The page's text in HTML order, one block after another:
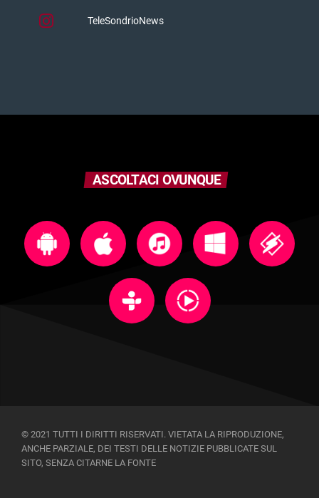
TeleSondrioNews
ASCOLTACI OVUNQUE
© 2021 TUTTI I DIRITTI RISERVATI. VIETATA LA RIPRODUZIONE,
ANCHE PARZIALE, DEI TESTI DELLE NOTIZIE PUBBLICATE SUL
SITO, SENZA CITARNE LA FONTE